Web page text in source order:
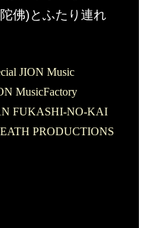
佛)とふたり連れ
JION Music
MusicFactory​​
FUKASHI-NO-KAI
PRODUCTIONS